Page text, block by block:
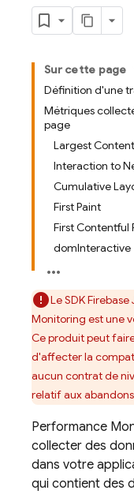
Sur cette page
Définition d'une
Métriques
page
Largest
Interaction to
Cumulative
First Paint
First Contentful
domInteractive
Le SDKFirebase
Monitoring est une
Ce produit peut
d'affecter la
aucun contrat de
relatif aux
Performance
collecter des
dans votre
qui contient des